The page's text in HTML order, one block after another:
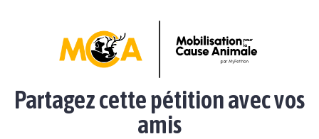
Partagez cette pétition avec vos
amis